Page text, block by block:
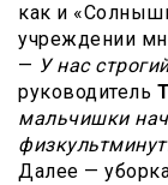
как и
учреждении
— У нас
руководитель
мальчишки
Далее —